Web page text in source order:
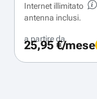
Internet illimitato
antenna inclusi.
a partire da
25,95 €/mese